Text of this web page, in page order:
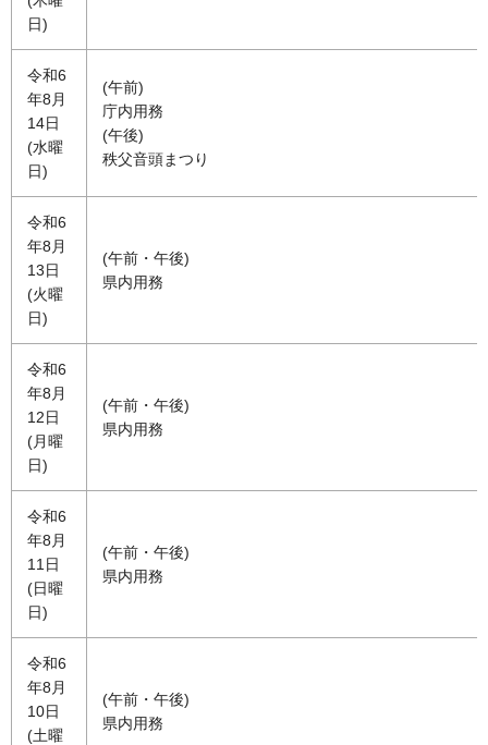
日)
令和6
年8月
14日
(水曜
日)
(午前)
庁内用務
(午後)
秩父音頭まつり
令和6
年8月
13日
(火曜
日)
(午前・午後)
県内用務
令和6
年8月
12日
(月曜
日)
(午前・午後)
県内用務
令和6
年8月
11日
(日曜
日)
(午前・午後)
県内用務
令和6
年8月
10日
(土曜
(午前・午後)
県内用務